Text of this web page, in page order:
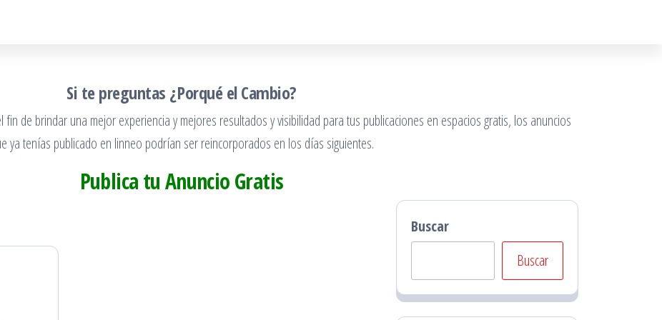
Si te preguntas ¿Porqué el Cambio?
de brindar una mejor experiencia y mejores resultados y visibilidad para tus publicaciones en espacios gratis, los anuncios
ya tenías publicado en linneo podrían ser reincorporados en los días siguientes.
Publica tu Anuncio Gratis
Buscar
Buscar